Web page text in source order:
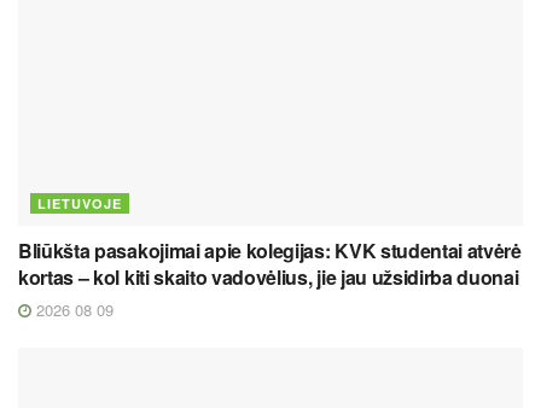
LIETUVOJE
Bliūkšta pasakojimai apie kolegijas: KVK studentai atvėrė
kortas – kol kiti skaito vadovėlius, jie jau užsidirba duonai
2026 08 09